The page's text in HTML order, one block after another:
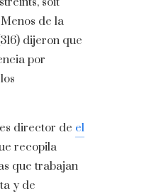
de la
dijeron que
por
director de el
recopila
que trabajan
y de